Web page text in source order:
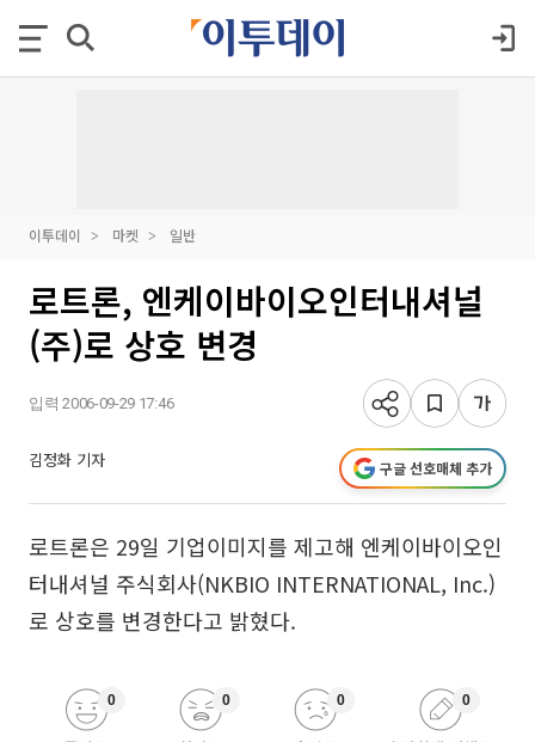
이투데이 마켓 일반
로트론, 엔케이바이오인터내셔널
(주)로 상호 변경
입력 2006-09-29 17:46
김정화 기자 구글 선호매체 추가
로트론은 29일 기업이미지를 제고해 엔케이바이오인
터내셔널 주식회사(NKBIO INTERNATIONAL, Inc.)
로 상호를 변경한다고 밝혔다.
0 0 0 0